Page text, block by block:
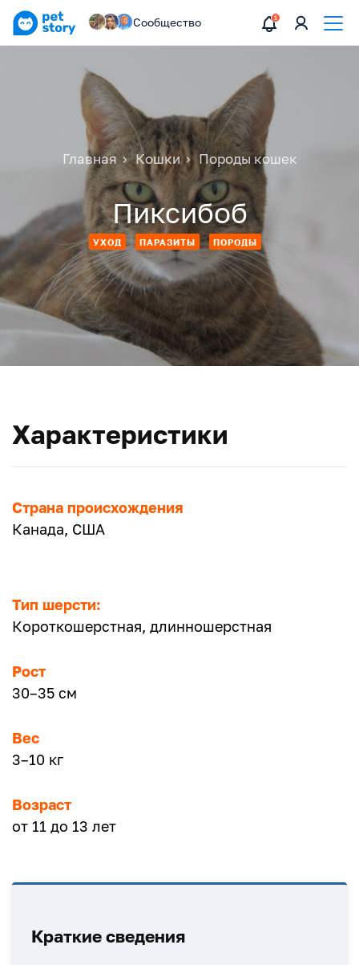
Сообщество
Главная Кошки Породы кошек
Пиксибоб
УХОД ПАРАЗИТЫ ПОРОДЫ
Характеристики
Страна происхождения
Канада, США
Тип шерсти:
Короткошерстная, длинношерстная
Рост
30–35 см
Вес
3–10 кг
Возраст
от 11 до 13 лет
Краткие сведения